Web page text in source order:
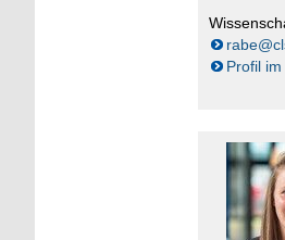
Profil